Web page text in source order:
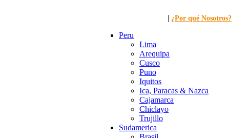
| ¿Por qué Nosotros?
Peru
Lima
Arequipa
Cusco
Puno
Iquitos
Ica, Paracas & Nazca
Cajamarca
Chiclayo
Trujillo
Sudamerica